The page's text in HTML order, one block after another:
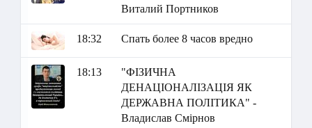
Виталий Портников
18:32 Спать более 8 часов вредно
18:13
"ФІЗИЧНА
ДЕНАЦІОНАЛІЗАЦІЯ ЯК
ДЕРЖАВНА ПОЛІТИКА" -
Владислав Смірнов